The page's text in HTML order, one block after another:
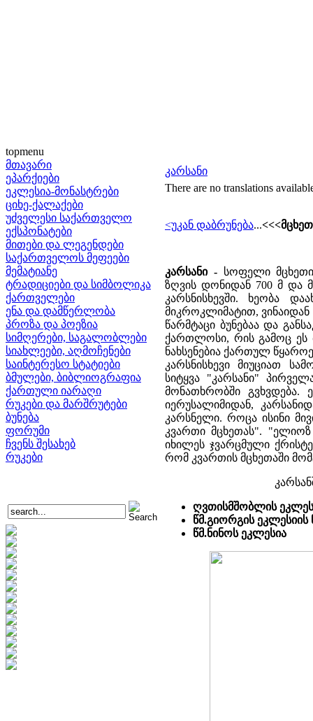
topmenu
მთავარი
ეპარქიები
ეკლესია-მონასტრები
ციხე-ქალაქები
უძველესი საქართველო
ექსპონატები
მითები და ლეგენდები
საქართველოს მეფეები
მემატიანე
ტრადიციები და სიმბოლიკა
ქართველები
ენა და დამწერლობა
პროზა და პოეზია
სიმღერები, საგალობლები
სიახლეები, აღმოჩენები
საინტერესო სტატიები
ბმულები, ბიბლიოგრაფია
ქართული იარაღი
რუკები და მარშრუტები
ბუნება
ფორუმი
ჩვენს შესახებ
რუკები
კარსანი
There are no translations
<უკან დაბრუნება...
კარსანი -სოფელი
ზღვის დონიდან 700 მ და
კარსნისხევში. ხეობა
მიკროკლიმატით,
წარმტაცი ბუნებაა და
ქართლოსი, რის გამოც ეს
ნახსენებია ქართულ
კარსნისხევი მიუციათ
სიტყვა "კარსანი"
მონათხრობში
იერუსალიმიდან,
კარსნელი. როცა ისინი
კვართი მცხეთას".
იხილეს ჯვარცმული
რომ კვართის­ მცხეთაში
ღვთისმშობლის
წმ.გიორგის ეკლესიის
წმ.ნინოს ეკლესია